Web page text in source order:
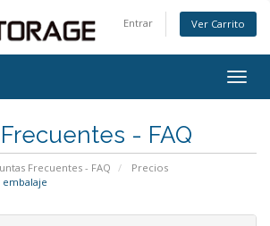
Entrar Ver Carrito
- FAQ
Frecuentes - FAQ
Precios